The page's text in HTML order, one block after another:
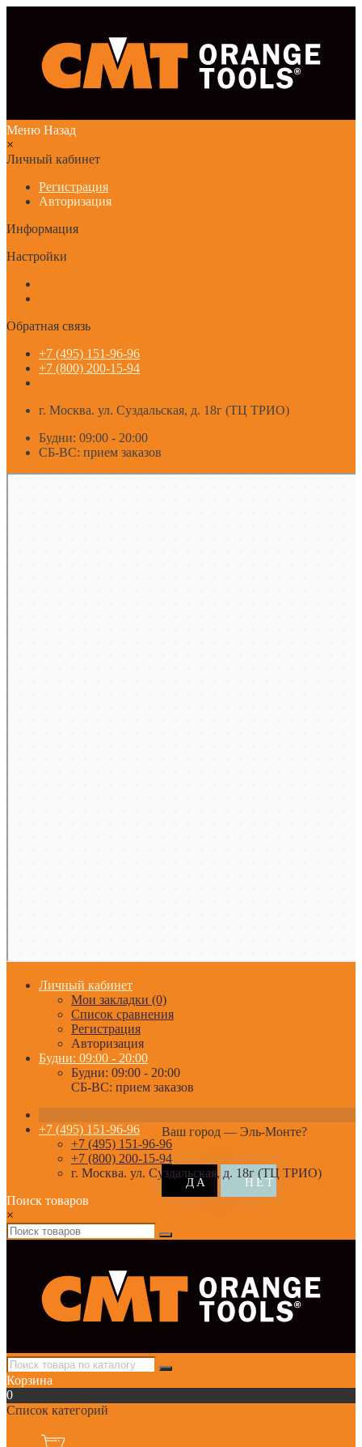
Меню Назад
×
Личный кабинет
Регистрация
Авторизация
Информация
Настройки
Обратная связь
+7 (495) 151-96-96
+7 (800) 200-15-94
г. Москва. ул. Суздальская, д. 18г (ТЦ ТРИО)
Будни: 09:00 - 20:00
СБ-ВС: прием заказов
Личный кабинет
Мои закладки (0)
Список сравнения
Регистрация
Авторизация
Будни: 09:00 - 20:00
Будни: 09:00 - 20:00
СБ-ВС: прием заказов
Ваш город — Эль-Монте?
+7 (495) 151-96-96
+7 (495) 151-96-96
+7 (800) 200-15-94
г. Москва. ул. Суздальская, д. 18г (ТЦ ТРИО)
Поиск товаров
×
Корзина
0
Список категорий